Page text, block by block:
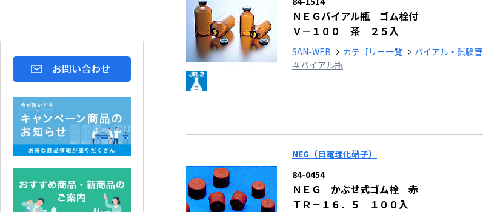
ＮＥＧバイアル瓶 ゴム栓付
Ｖ－１００ 茶 ２５入
SAN-WEB カテゴリー一覧
バイアル・試験管
＃バイアル瓶
NEG（日電理化硝子）
84-0454
ＮＥＧ かぶせ式ゴム栓 赤
ＴＲ－１６．５ １００入
お問い合わせ